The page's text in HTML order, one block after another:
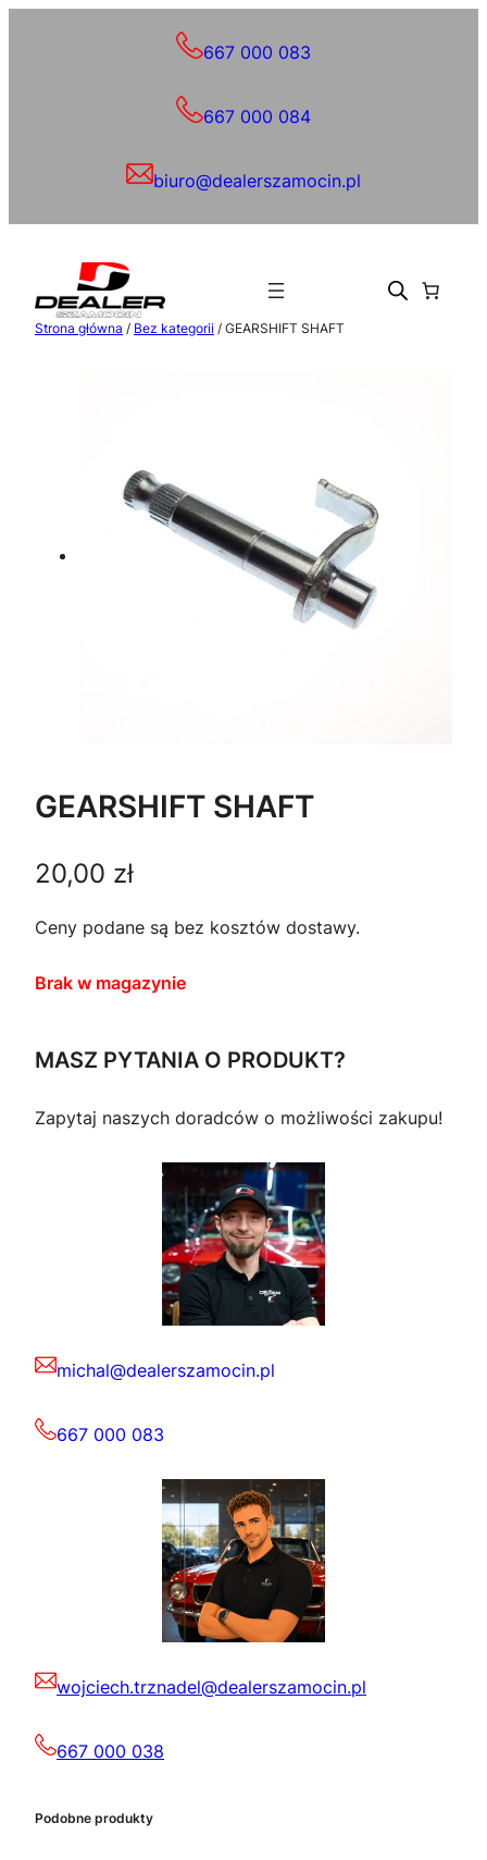
667 000 083
667 000 084
biuro@dealerszamocin.pl
Strona główna / Bez kategorii / GEARSHIFT SHAFT
GEARSHIFT SHAFT
20,00 zł
Ceny podane są bez kosztów dostawy.
Brak w magazynie
MASZ PYTANIA O PRODUKT?
Zapytaj naszych doradców o możliwości zakupu!
michal@dealerszamocin.pl
667 000 083
wojciech.trznadel@dealerszamocin.pl
667 000 038
Podobne produkty